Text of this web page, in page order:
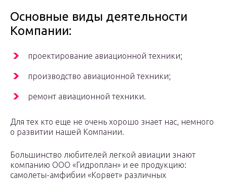
Основные виды деятельности
Компании:
проектирование авиационной техники;
производство авиационной техники;
ремонт авиационной техники.
Для тех кто еще не очень хорошо знает нас, немного
о развитии нашей Компании.
Большинство любителей легкой авиации знают
компанию ООО «Гидроплан» и ее продукцию:
самолеты-амфибии «Корвет» различных